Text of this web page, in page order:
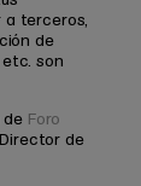
a terceros,
de
son
de Foro
de